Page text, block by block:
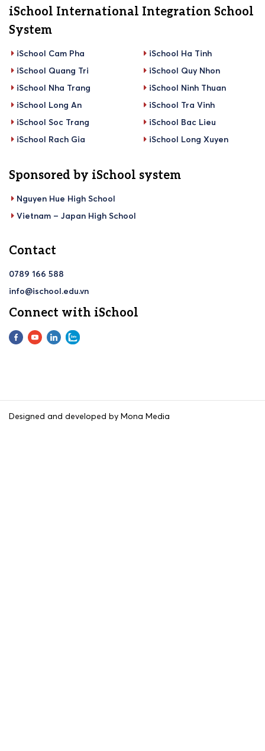
iSchool International Integration School
System
iSchool Cam Pha
iSchool Ha Tinh
iSchool Quang Tri
iSchool Quy Nhon
iSchool Nha Trang
iSchool Ninh Thuan
iSchool Long An
iSchool Tra Vinh
iSchool Soc Trang
iSchool Bac Lieu
iSchool Rach Gia
iSchool Long Xuyen
Sponsored by iSchool system
Nguyen Hue High School
Vietnam – Japan High School
Contact
0789 166 588
info@ischool.edu.vn
Connect with iSchool
Designed and developed by Mona Media